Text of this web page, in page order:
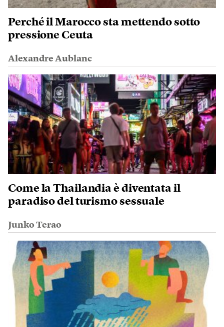
Perché il Marocco sta mettendo sotto
pressione Ceuta
Alexandre Aublanc
Come la Thailandia è diventata il
paradiso del turismo sessuale
Junko Terao